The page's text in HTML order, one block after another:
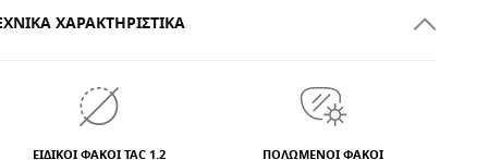
ΧΑΡΑΚΤΗΡΙΣΤΙΚΆ
ΕΙΔΙΚΟΙ ΦΑΚΟΙ TAC 1.2 ΠΟΛΩΜΕΝΟΙ ΦΑΚΟΙ